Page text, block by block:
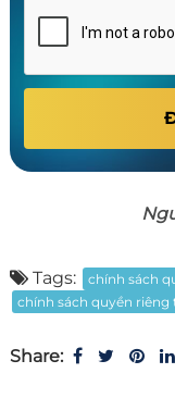
Tags:
chính sách
chính sách quyền riêng
Share: